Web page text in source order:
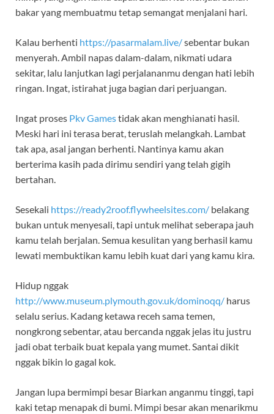
bakar yang membuatmu tetap semangat menjalani hari.
Kalau berhenti https://pasarmalam.live/sebentar bukan
menyerah. Ambil napas dalam-dalam, nikmati udara
sekitar, lalu lanjutkan lagi perjalananmu dengan hati lebih
ringan. Ingat, istirahat juga bagian dari perjuangan.
Ingat proses Pkv Gamestidak akan menghianati hasil.
Meski hari ini terasa berat, teruslah melangkah. Lambat
tak apa, asal jangan berhenti. Nantinya kamu akan
berterima kasih pada dirimu sendiri yang telah gigih
bertahan.
Sesekali https://ready2roof.flywheelsites.com/ belakang
bukan untuk menyesali, tapi untuk melihat seberapa jauh
kamu telah berjalan. Semua kesulitan yang berhasil kamu
lewati membuktikan kamu lebih kuat dari yang kamu kira.
Hidup nggak
http://www.museum.plymouth.gov.uk/dominoqq/ harus
selalu serius. Kadang ketawa receh sama temen,
nongkrong sebentar, atau bercanda nggak jelas itu justru
jadi obat terbaik buat kepala yang mumet. Santai dikit
nggak bikin lo gagal kok.
Jangan lupa bermimpi besar Biarkan anganmu tinggi, tapi
kaki tetap menapak di bumi. Mimpi besar akan menarikmu